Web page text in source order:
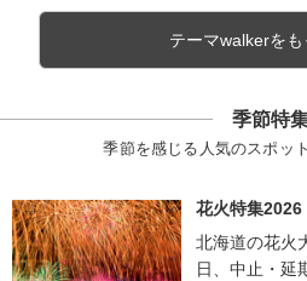
テーマwalkerをも
季節特
季節を感じる人気のスポッ
花火特集2026
北海道の花火
日、中止・延